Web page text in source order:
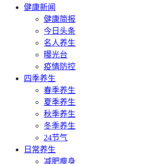
健康新闻
健康简报
今日头条
名人养生
曝光台
疫情防控
四季养生
春季养生
夏季养生
秋季养生
冬季养生
24节气
日常养生
减肥瘦身